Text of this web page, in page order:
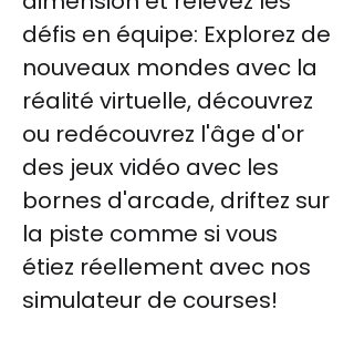
défis en équipe: Explorez de
nouveaux mondes avec la
réalité virtuelle, découvrez
ou redécouvrez l'âge d'or
des jeux vidéo avec les
bornes d'arcade, driftez sur
la piste comme si vous
étiez réellement avec nos
simulateur de courses!